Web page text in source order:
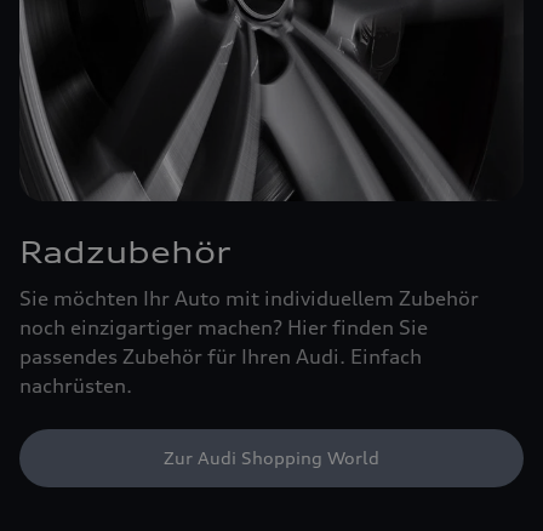
Radzubehör
Sie möchten Ihr Auto mit individuellem Zubehör
noch einzigartiger machen? Hier finden Sie
passendes Zubehör für Ihren Audi. Einfach
nachrüsten.
Zur Audi Shopping World